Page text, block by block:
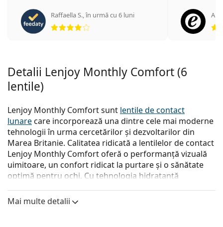
Raffaella S.,în urmă cu 6 luni
Detalii Lenjoy Monthly Comfort (6
lentile)
Lenjoy Monthly Comfort sunt lentile de contact
lunarecare incorporează una dintre cele mai moderne
tehnologii în urma cercetărilor și dezvoltarilor din
Marea Britanie. Calitatea ridicată a lentilelor de contact
Lenjoy Monthly Comfort oferă o performanță vizuală
uimitoare, un confort ridicat la purtare și o sănătate
optimă pentru ochi. Cu tehnologia hidratantă
protecția împotriva radiațiilor UV și tenta albastru
Mai multe detalii